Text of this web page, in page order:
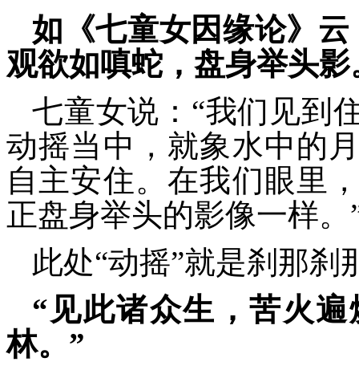
如《七童女因缘论》
观欲如嗔蛇，盘身举头影
七童女说：“我们见到
动摇当中，就象水中的
自主安住。在我们眼里
正盘身举头的影像一样。
此处“动摇”就是刹那刹
“ 见此诸众生，苦火
林。”